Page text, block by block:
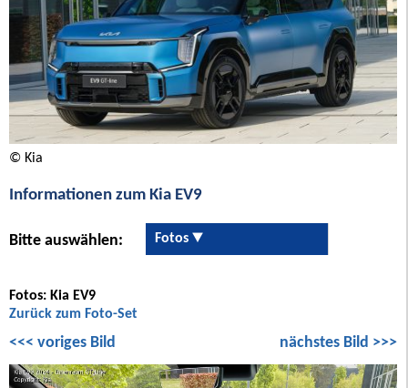
© Kia
Informationen zum Kia EV9
Bitte auswählen: Fotos
Fotos: Kia EV9
Zurück zum Foto-Set
<<< voriges Bild nächstes Bild >>>